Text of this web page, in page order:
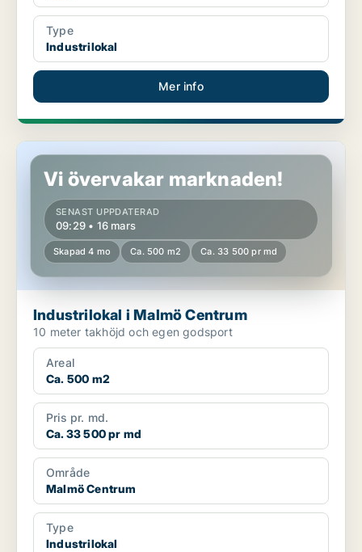
Type
Industrilokal
Mer info
Industrilokal i Malmö Centrum
Vi övervakar marknaden!
SENAST UPPDATERAD
09:29 • 16 mars
Skapad 4 mo Ca. 500 m2 Ca. 33 500 pr md
Industrilokal i Malmö Centrum
10 meter takhöjd och egen godsport
Areal
Ca. 500 m2
Pris pr. md.
Ca. 33 500 pr md
Område
Malmö Centrum
Type
Industrilokal